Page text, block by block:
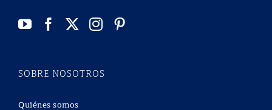
SOBRE NOSOTROS
Quiénes somos